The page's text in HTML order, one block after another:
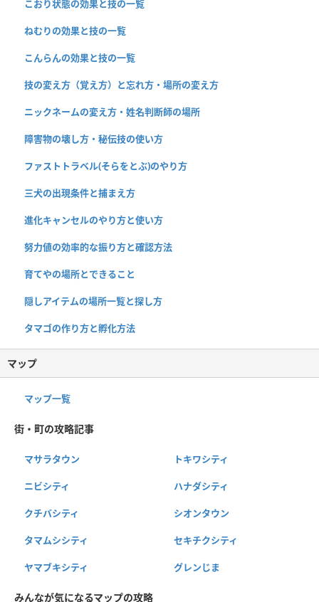
こおり状態の効果と技の一覧
ねむりの効果と技の一覧
こんらんの効果と技の一覧
技の変え方（覚え方）と忘れ方・場所の変え方
ニックネームの変え方・姓名判断師の場所
障害物の壊し方・秘伝技の使い方
ファストトラベル(そらをとぶ)のやり方
三犬の出現条件と捕まえ方
進化キャンセルのやり方と使い方
努力値の効率的な振り方と確認方法
育てやの場所とできること
隠しアイテムの場所一覧と探し方
タマゴの作り方と孵化方法
マップ
マップ一覧
街・町の攻略記事
マサラタウン トキワシティ
ニビシティ ハナダシティ
クチバシティ シオンタウン
タマムシシティ セキチクシティ
ヤマブキシティ グレンじま
みんなが気になるマップの攻略